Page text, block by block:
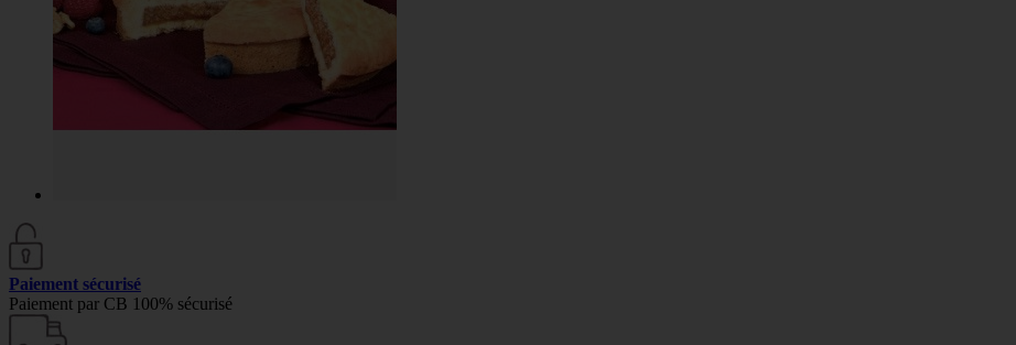
Paiement sécurisé
Paiement par CB 100% sécurisé